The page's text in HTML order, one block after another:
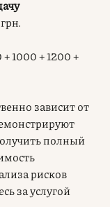
1000 + 1200 +
зависит от
полный
рисков
за услугой